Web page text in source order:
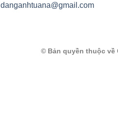
danganhtuana@gmail.com
© Bản quyền thuộc về